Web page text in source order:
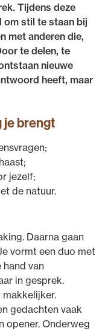
Tijdens deze
om stil te staan bij
met anderen die,
te delen, te
nieuwe
heeft, maar
je brengt
jezelf;
de natuur.
Daarna gaan
vormt een duo met
hand van
in gesprek.
makkelijker.
gedachten vaak
opener. Onderweg